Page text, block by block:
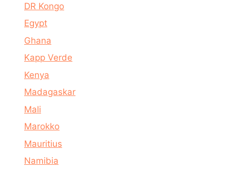
DR Kongo
Egypt
Ghana
Kapp Verde
Kenya
Madagaskar
Mali
Marokko
Mauritius
Namibia